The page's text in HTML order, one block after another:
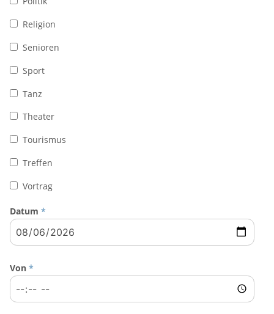
Religion
Senioren
Sport
Tanz
Theater
Tourismus
Treffen
Vortrag
Datum *
Von *